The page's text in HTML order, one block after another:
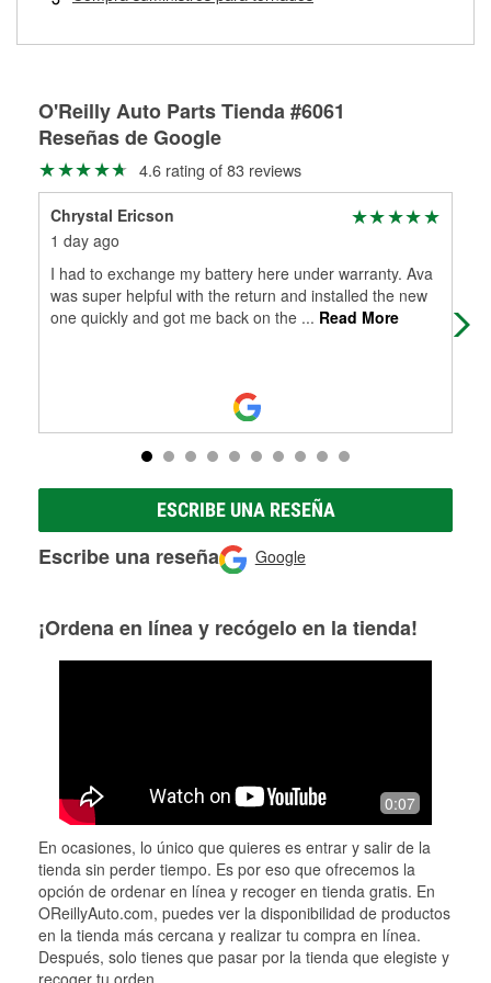
partes de reemplazo correctas para tu reparación.
O'Reilly Auto Parts Tienda #6061
Reseñas de Google
4.6 rating of 83 reviews
Chrystal Ericson
1 day ago
I had to exchange my battery here under warranty. Ava
was super helpful with the return and installed the new
one quickly and got me back on the ... Read More
ESCRIBE UNA RESEÑA
Escribe una reseña Google
¡Ordena en línea y recógelo en la tienda!
0:07
En ocasiones, lo único que quieres es entrar y salir de la
tienda sin perder tiempo. Es por eso que ofrecemos la
opción de ordenar en línea y recoger en tienda gratis. En
OReillyAuto.com, puedes ver la disponibilidad de productos
en la tienda más cercana y realizar tu compra en línea.
Después, solo tienes que pasar por la tienda que elegiste y
recoger tu orden.